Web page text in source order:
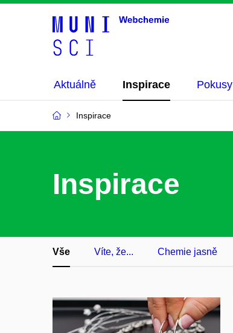
Aktuálně Inspirace Pokusy
Inspirace
Inspirace
Vše Víte, že... Chemie jasně